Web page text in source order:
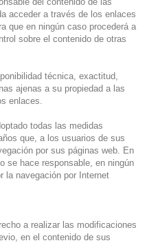
acceder a través de los enlaces
que en ningún caso procederá a
sobre el contenido de otras
técnica, exactitud,
ajenas a su propiedad a las
enlaces.
todas las medidas
que, a los usuarios de sus
por sus páginas web. En
se hace responsable, en ningún
la navegación por Internet
a realizar las modificaciones
en el contenido de sus